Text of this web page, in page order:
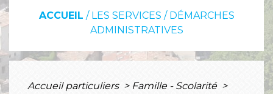
ACCUEIL / LES SERVICES / DÉMARCHES
ADMINISTRATIVES
Accueil particuliers > Famille - Scolarité >